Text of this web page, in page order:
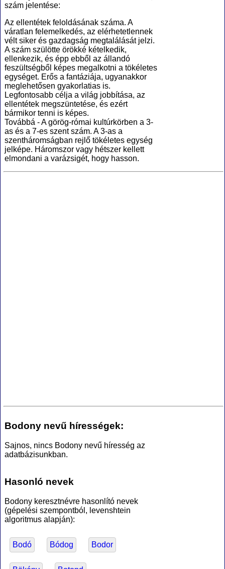
szám jelentése:
Az ellentétek feloldásának száma. A
váratlan felemelkedés, az elérhetetlennek
vélt siker és gazdagság megtalálását jelzi.
A szám szülötte örökké kételkedik,
ellenkezik, és épp ebből az állandó
feszültségből képes megalkotni a tökéletes
egységet. Erős a fantáziája, ugyanakkor
meglehetősen gyakorlatias is.
Legfontosabb célja a világ jobbítása, az
ellentétek megszüntetése, és ezért
bármikor tenni is képes.
Továbbá - A görög-római kultúrkörben a 3-
as és a 7-es szent szám. A 3-as a
szentháromságban rejlő tökéletes egység
jelképe. Háromszor vagy hétszer kellett
elmondani a varázsigét, hogy hasson.
Bodony nevű hírességek:
Sajnos, nincs Bodony nevű híresség az
adatbázisunkban.
Hasonló nevek
Bodony keresztnévre hasonlító nevek
(gépelési szempontból, levenshtein
algoritmus alapján):
Bodó Bódog Bodor